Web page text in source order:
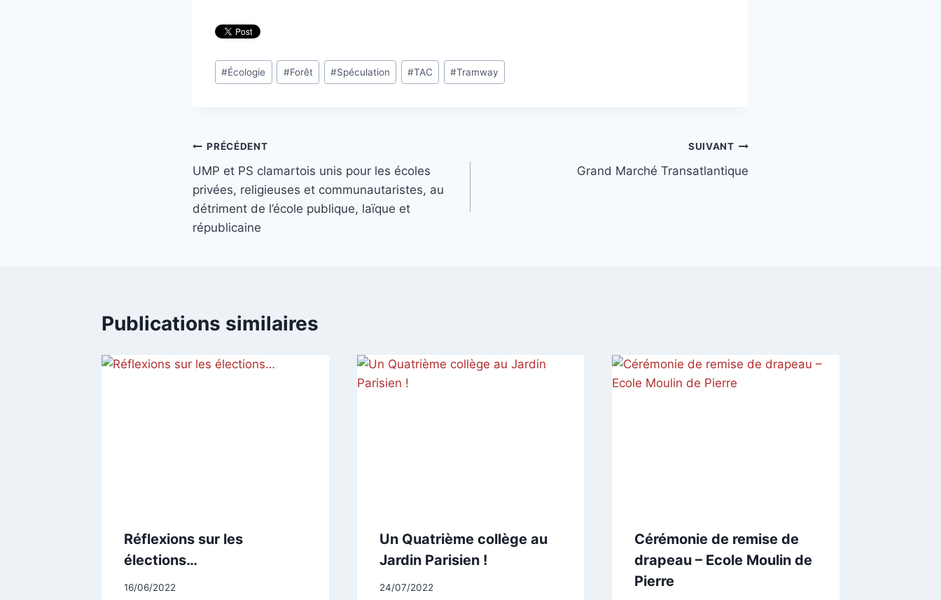
Étiquettes
de
#Écologie #Forêt #Spéculation #TAC #Tramway
Navigation
de
l’article
PRÉCÉDENT
UMP et PS clamartois unis pour les écoles
privées, religieuses et communautaristes, au
détriment de l’école publique, laïque et
républicaine
SUIVANT
Grand Marché Transatlantique
Publications similaires
Réflexions sur les
élections…
Par
16/06/2022
Un Quatrième collège au
Jardin Parisien !
Par
24/07/2022
Cérémonie de remise de
drapeau – Ecole Moulin de
Pierre